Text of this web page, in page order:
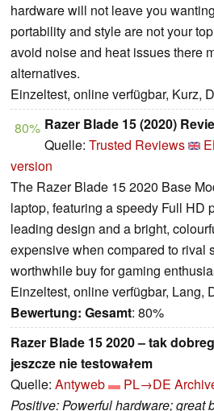
hardware will not leave you
portability and style are not your
avoid noise and heat issues there
alternatives.
Einzeltest, online verfügbar, Kurz,
80% Razer Blade 15 (2020)
Quelle: Trusted Reviews
version
The Razer Blade 15 2020 Base
laptop, featuring a speedy Full HD
leading design and a bright,
expensive when compared to rival
worthwhile buy for gaming
Einzeltest, online verfügbar, Lang,
Bewertung: Gesamt: 80%
Razer Blade 15 2020 – tak
jeszcze nie testowałem
Quelle: Antyweb PL→DE
Positive: Powerful hardware; great